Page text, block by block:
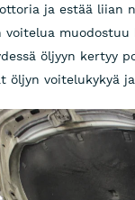
ja estää liian
öljyyn kertyy
öljyn voitelukykyä